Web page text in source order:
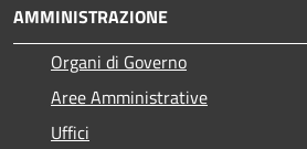
AMMINISTRAZIONE
Organi di Governo
Aree Amministrative
Uffici